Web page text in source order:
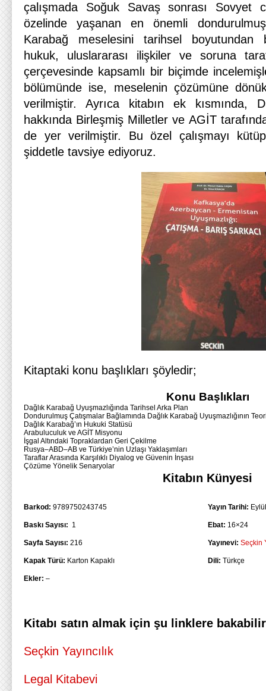
çalışmada Soğuk Savaş sonrası Sovyet
özelinde yaşanan en önemli
Karabağ meselesini tarihsel boyutundan
hukuk, uluslararası ilişkiler ve soruna
çerçevesinde kapsamlı bir biçimde
bölümünde ise, meselenin çözümüne
verilmiştir. Ayrıca kitabın ek kısmında,
hakkında Birleşmiş Milletler ve AGİT
de yer verilmiştir. Bu özel çalışmayı
şiddetle tavsiye ediyoruz.
Kitaptaki konu başlıkları şöyledir;
Konu Başlıkları
Dağlık Karabağ Uyuşmazlığında Tarihsel Arka Plan
Dondurulmuş Çatışmalar Bağlamında Dağlık Karabağ Uyuşmazlığının
Dağlık Karabağ’ın Hukuki Statüsü
Arabuluculuk ve AGİT Misyonu
İşgal Altındaki Topraklardan Geri Çekilme
Rusya–ABD–AB ve Türkiye’nin Uzlaşı Yaklaşımları
Taraflar Arasında Karşılıklı Diyalog ve Güvenin İnşası
Çözüme Yönelik Senaryolar
Kitabın Künyesi
Barkod: 9789750243745 Yayın Tarihi:
Baskı Sayısı: 1 Ebat: 16×24
Sayfa Sayısı: 216 Yayınevi: Seçkin
Kapak Türü: Karton Kapaklı Dili: Türkçe
Ekler: –
Kitabı satın almak için şu linklere
Seçkin Yayıncılık
Legal Kitabevi